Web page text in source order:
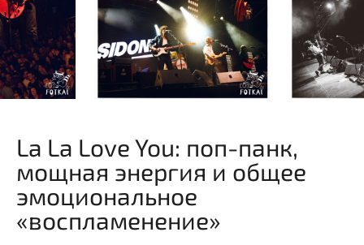
La La Love You: поп-панк,
мощная энергия и общее
эмоциональное
«воспламенение»